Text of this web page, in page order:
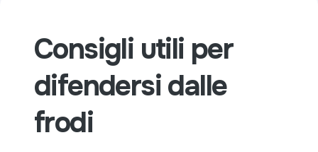
Consigli utili per
difendersi dalle
frodi